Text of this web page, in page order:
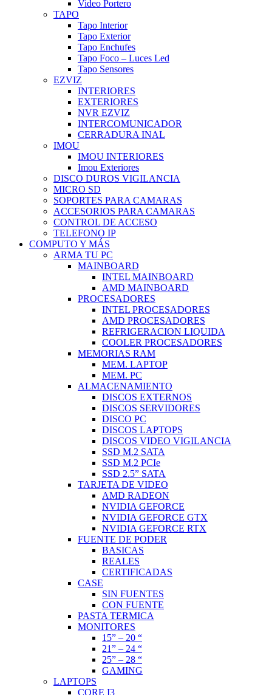
Video Portero
TAPO
Tapo Interior
Tapo Exterior
Tapo Enchufes
Tapo Foco – Luces Led
Tapo Sensores
EZVIZ
INTERIORES
EXTERIORES
NVR EZVIZ
INTERCOMUNICADOR
CERRADURA INAL
IMOU
IMOU INTERIORES
Imou Exteriores
DISCO DUROS VIGILANCIA
MICRO SD
SOPORTES PARA CAMARAS
ACCESORIOS PARA CAMARAS
CONTROL DE ACCESO
TELEFONO IP
COMPUTO Y MÁS
ARMA TU PC
MAINBOARD
INTEL MAINBOARD
AMD MAINBOARD
PROCESADORES
INTEL PROCESADORES
AMD PROCESADORES
REFRIGERACION LIQUIDA
COOLER PROCESADORES
MEMORIAS RAM
MEM. LAPTOP
MEM. PC
ALMACENAMIENTO
DISCOS EXTERNOS
DISCOS SERVIDORES
DISCO PC
DISCOS LAPTOPS
DISCOS VIDEO VIGILANCIA
SSD M.2 SATA
SSD M.2 PCIe
SSD 2.5” SATA
TARJETA DE VIDEO
AMD RADEON
NVIDIA GEFORCE
NVIDIA GEFORCE GTX
NVIDIA GEFORCE RTX
FUENTE DE PODER
BASICAS
REALES
CERTIFICADAS
CASE
SIN FUENTES
CON FUENTE
PASTA TERMICA
MONITORES
15” – 20 “
21” – 24 “
25” – 28 “
GAMING
LAPTOPS
CORE I3